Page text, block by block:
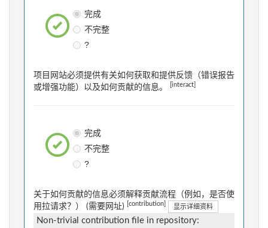
完成
不完整
?
项目网站必须提供有关如何获取和提供反馈（错误报告
或增强功能）以及如何贡献的信息。
[interact]
完成
不完整
?
关于如何贡献的信息必须解释贡献流程（例如，是否使
用拉请求？） (需要网址)
[contribution] 显示详细资料
Non-trivial contribution file in repository: